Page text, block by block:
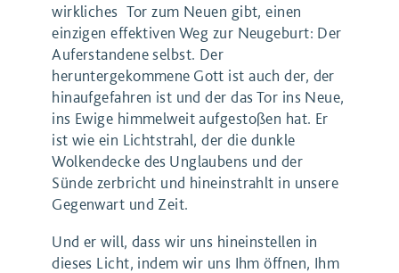
wirkliches Tor zum Neuen gibt, einen
einzigen effektiven Weg zur Neugeburt: Der
Auferstandene selbst. Der
heruntergekommene Gott ist auch der, der
hinaufgefahren ist und der das Tor ins Neue,
ins Ewige himmelweit aufgestoßen hat. Er
ist wie ein Lichtstrahl, der die dunkle
Wolkendecke des Unglaubens und der
Sünde zerbricht und hineinstrahlt in unsere
Gegenwart und Zeit.
Und er will, dass wir uns hineinstellen in
dieses Licht, indem wir uns Ihm öffnen, Ihm